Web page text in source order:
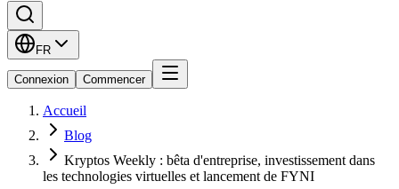
FR
Connexion Commencer
Accueil
Blog
Kryptos Weekly : bêta d'entreprise, investissement dans
les technologies virtuelles et lancement de FYNI